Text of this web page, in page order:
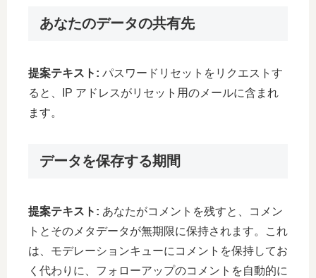
あなたのデータの共有先
提案テキスト: パスワードリセットをリクエストす
ると、IP アドレスがリセット用のメールに含まれ
ます。
データを保存する期間
提案テキスト: あなたがコメントを残すと、コメン
トとそのメタデータが無期限に保持されます。これ
は、モデレーションキューにコメントを保持してお
く代わりに、フォローアップのコメントを自動的に